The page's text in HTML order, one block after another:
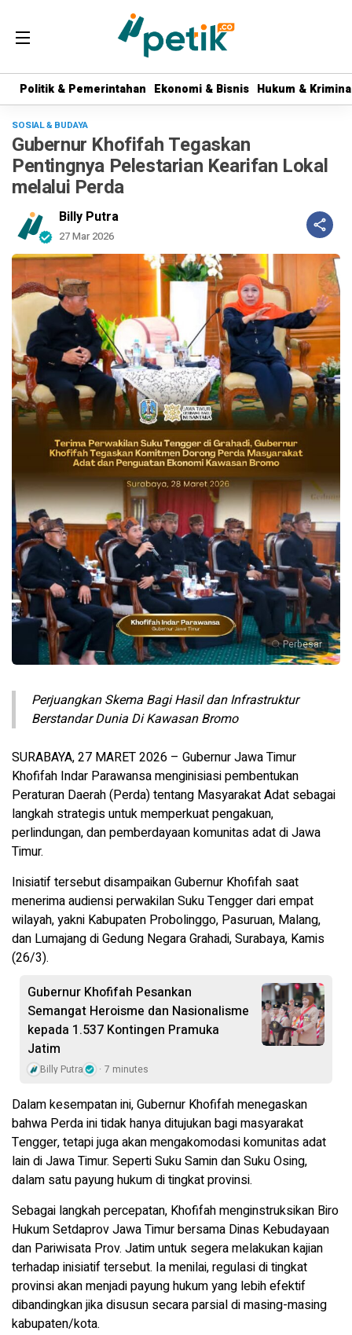
Politik & Pemerintahan Ekonomi & Bisnis Hukum &
Politik & Pemerintahan Ekonomi & Bisnis Hukum &
SOSIAL & BUDAYA
Gubernur Khofifah Tegaskan
Pentingnya Pelestarian Kearifan Lokal
melalui Perda
Billy Putra
27 Mar 2026
Perbesar
Perjuangkan Skema Bagi Hasil dan Infrastruktur
Berstandar Dunia Di Kawasan Bromo
SURABAYA, 27 MARET 2026 – Gubernur Jawa Timur
Khofifah Indar Parawansa menginisiasi pembentukan
Peraturan Daerah (Perda) tentang Masyarakat Adat sebagai
langkah strategis untuk memperkuat pengakuan,
perlindungan, dan pemberdayaan komunitas adat di Jawa
Timur.
Inisiatif tersebut disampaikan Gubernur Khofifah saat
menerima audiensi perwakilan Suku Tengger dari empat
wilayah, yakni Kabupaten Probolinggo, Pasuruan, Malang,
dan Lumajang di Gedung Negara Grahadi, Surabaya, Kamis
(26/3).
Gubernur Khofifah Pesankan
Semangat Heroisme dan Nasionalisme
kepada 1.537 Kontingen Pramuka
Jatim
Billy Putra 7 minutes
Dalam kesempatan ini, Gubernur Khofifah menegaskan
bahwa Perda ini tidak hanya ditujukan bagi masyarakat
Tengger, tetapi juga akan mengakomodasi komunitas adat
lain di Jawa Timur. Seperti Suku Samin dan Suku Osing,
dalam satu payung hukum di tingkat provinsi.
Sebagai langkah percepatan, Khofifah menginstruksikan Biro
Hukum Setdaprov Jawa Timur bersama Dinas Kebudayaan
dan Pariwisata Prov. Jatim untuk segera melakukan kajian
terhadap inisiatif tersebut. Ia menilai, regulasi di tingkat
provinsi akan menjadi payung hukum yang lebih efektif
dibandingkan jika disusun secara parsial di masing-masing
kabupaten/kota.